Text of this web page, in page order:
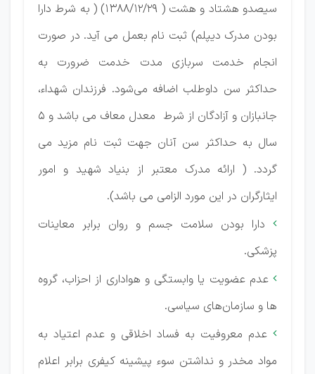
سیصدو هشتاد و هشت ( 1388/12/29) ( به شرط دارا
بودن مدرک دیپلم) ثبت نام بعمل می آید. در صورت
انجام خدمت سربازی مدت خدمت ضرورت به
حداکثر سن داوطلب اضافه می‌شود. فرزندان شهداء،
جانبازان و آزادگان از شرط معدل معاف می باشد و 5
سال به حداکثر سن آنان جهت ثبت نام مزید می
گردد. ( ارائه مدرک معتبر از بنیاد شهید و امور
ایثارگران در این مورد الزامی می باشد).

دارا بودن سلامت جسم و روان برابر معاینات
پزشکی.
 عدم عضویت یا وابستگی و هواداری از احزاب، گروه
ها و سازمان‌های سیاسی.
 عدم معروفیت به فساد اخلاقی و عدم اعتیاد به
مواد مخدر و نداشتن سوء پیشینه کیفری برابر اعلام